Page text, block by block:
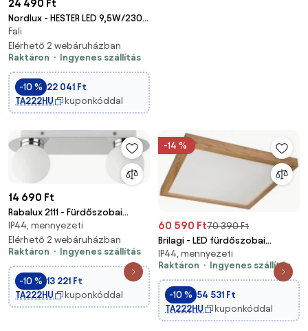
24 490 Ft
Nordlux - HESTER LED 9,5W/230V
fehér, állítható fürdőszobai fali
lámpa
Fali
Elérhető 2 webáruházban
Raktáron
Ingyenes szállítás
-10 % 22 041 Ft
TA222HU
kuponkóddal
14 690 Ft
Rabalux 2111 - Fürdőszobai
mennyezeti lámpa BECCA
2xG9/28W/230V IP44
IP44, mennyezeti
Elérhető 2 webáruházban
Raktáron
Ingyenes szállítás
-10 % 13 221 Ft
TA222HU
kuponkóddal
-14 %
60 590 Ft70 390 Ft
Brilagi - LED fürdőszobai
lámpatest WOODY FRAME
LED/50W/230V 60x60 cm IP44
tölgy
IP44, mennyezeti
Raktáron
Ingyenes szállítás
-10 % 54 531 Ft
TA222HU
kuponkóddal